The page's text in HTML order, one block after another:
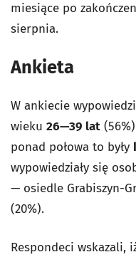
miesiące po
sierpnia.
Ankieta
W ankiecie
wieku 26—39 lat
ponad połowa to były
wypowiedziały się
— osiedle Grabiszyn-
(20%).
Respondeci wskazali,